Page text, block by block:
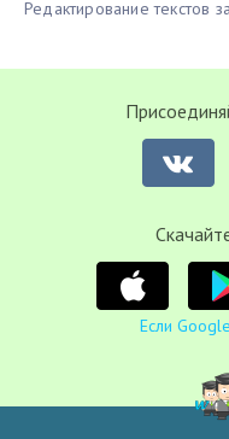
Редактирование текстов
Если